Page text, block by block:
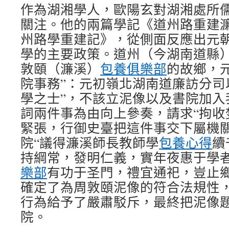
作為湖湘學人，歐陽玄對湖湘處所
關注。他的兩篇學記《道州路重建
州路學重建記》，從側面反應出元
學的主要政策。道州（今湖南道縣
敦頤（濂溪） 包養俱樂部的故鄉，
院事務”：元初嶺北湖南道廉訪分
學之士”，不該立泥像以及書院加
詞兩件事為由向上參奏，請求“拘
緊張，行御史臺把這件事交下屬機
院“議得濂溪師長教師學包養心得
持綱常，發明仁義，實年夜惠于學
樂部有功于圣門，禮宜通祀，豈止
確定了為周敦頤泥像的符合法規性
行為給予了嚴肅駁斥，最終把泥像
院。